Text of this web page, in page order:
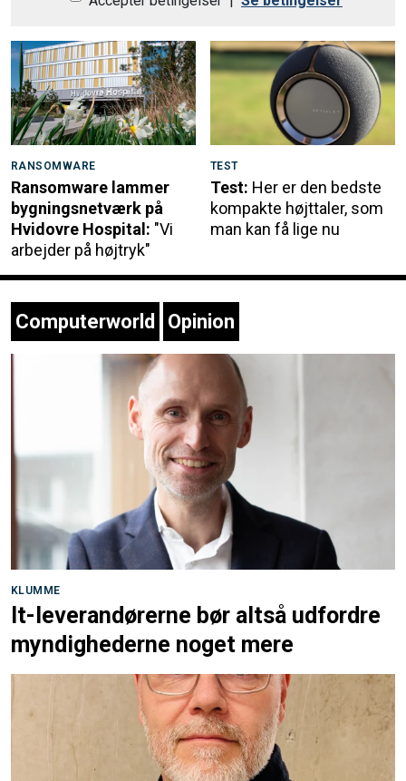
RANSOMWARE
Ransomware lammer
bygningsnetværk på
Hvidovre Hospital: "Vi
arbejder på højtryk"
TEST
Test: Her er den bedste
kompakte højttaler, som
man kan få lige nu
Computerworld Opinion
KLUMME
It-leverandørerne bør altså udfordre
myndighederne noget mere